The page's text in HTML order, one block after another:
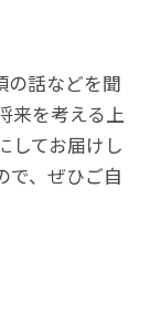
の話などを聞
来を考える上
してお届けし
で、ぜひご自